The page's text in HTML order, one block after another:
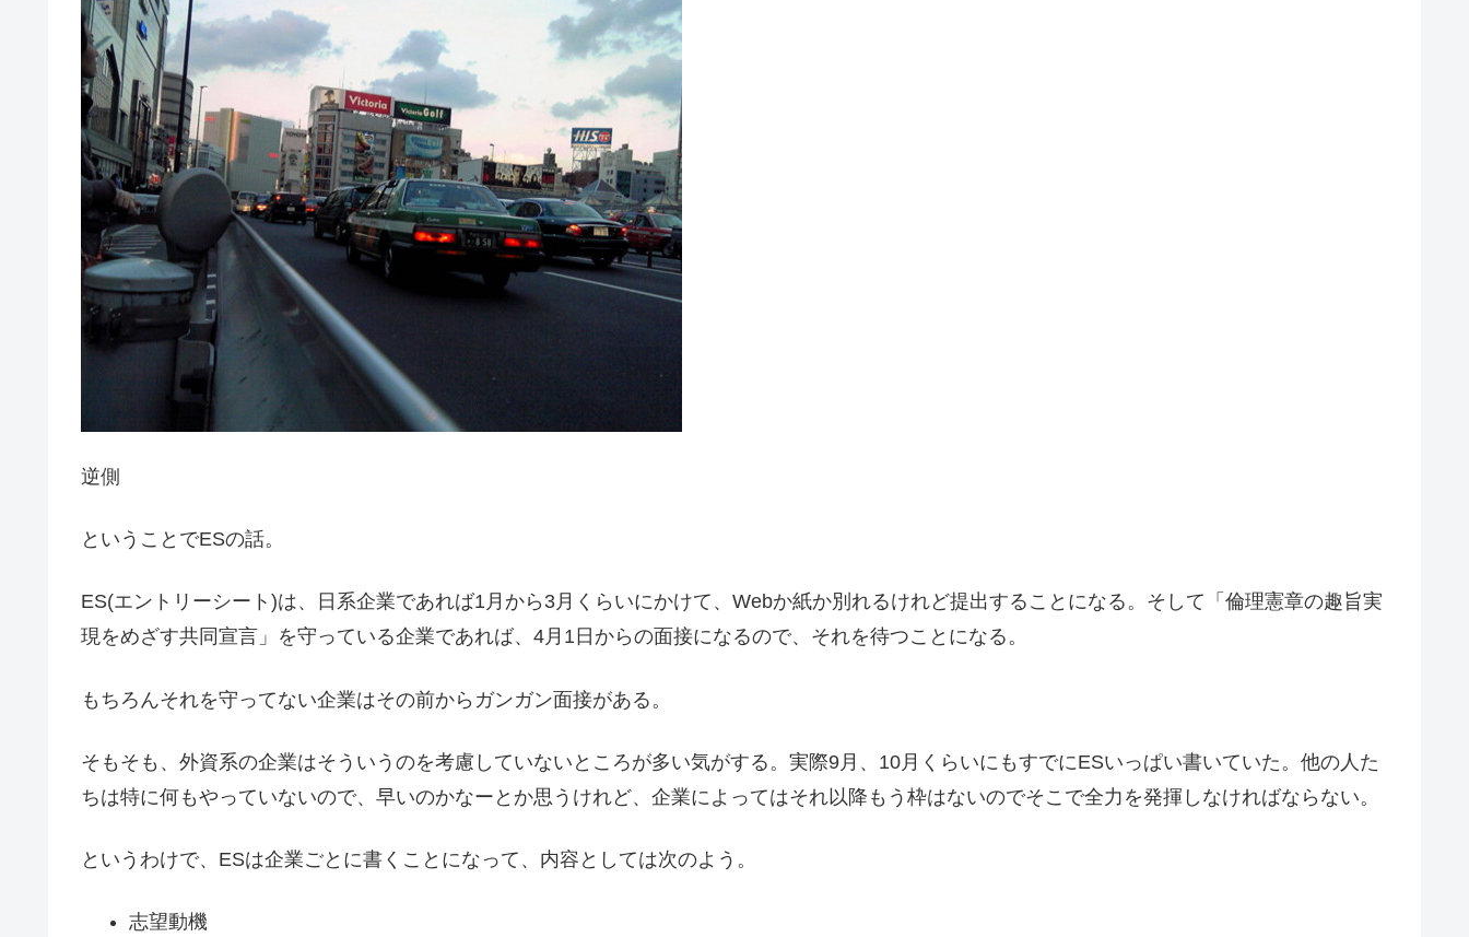
逆側
ということでESの話。
ES(エントリーシート)は、日系企業であれば1月から3月くらいにかけて、Webか紙か別れるけれど提出することになる。そして「倫理憲章の趣旨実
現をめざす共同宣言」を守っている企業であれば、4月1日からの面接になるので、それを待つことになる。
もちろんそれを守ってない企業はその前からガンガン面接がある。
そもそも、外資系の企業はそういうのを考慮していないところが多い気がする。実際9月、10月くらいにもすでにESいっぱい書いていた。他の人た
ちは特に何もやっていないので、早いのかなーとか思うけれど、企業によってはそれ以降もう枠はないのでそこで全力を発揮しなければならない。
というわけで、ESは企業ごとに書くことになって、内容としては次のよう。
志望動機